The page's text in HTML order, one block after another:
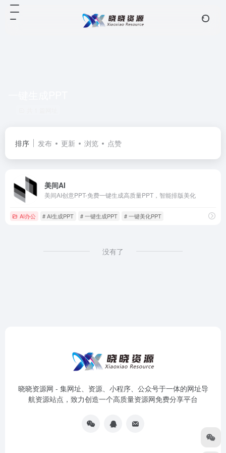
排序 发布 更新 浏览 点赞
美间AI
美间AI创意PPT-免费一键生成高质量PPT，智能排版美化
AI办公 # AI生成PPT # 一键生成PPT # 一键美化PPT
没有了
晓晓资源网 - 集网址、资源、小程序、公众号于一体的网址导
航资源站点，致力创造一个高质量资源网免费分享平台